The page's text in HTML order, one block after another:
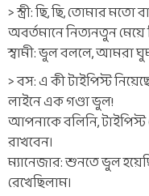
> স্ত্রী: ছি, ছি, তোমার
অবর্তমানে নিত্যনতুন
স্বামী: ভুল বললে, আমরা
> বস: এ কী টাইপিস্ট
লাইনে এক গণ্ডা ভুল!
আপনাকে বলিনি,
রাখবেন।
ম্যানেজার: শুনতে ভুল
রেখেছিলাম।